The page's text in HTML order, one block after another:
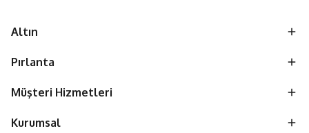
Altın
Pırlanta
Müşteri Hizmetleri
Kurumsal